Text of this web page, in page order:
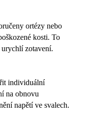
ortézy nebo
kosti. To
zotavení.
individuální
na obnovu
napětí ve svalech.